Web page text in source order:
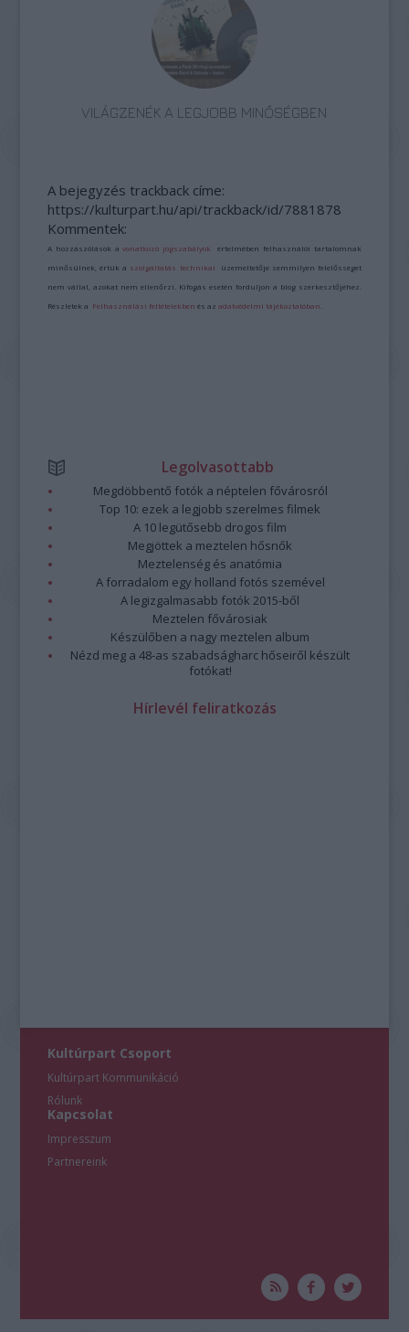
VILÁGZENÉK A LEGJOBB MINŐSÉGBEN
A bejegyzés trackback címe:
https://kulturpart.hu/api/trackback/id/7881878
Kommentek:
A hozzászólások avonatkozó jogszabályok értelmében felhasználói tartalomnak
minősülnek, értük a szolgáltatás technikai üzemeltetője semmilyen felelősséget
nem vállal, azokat nem ellenőrzi. Kifogás esetén forduljon a blog szerkesztőjéhez.
Részletek a Felhasználási feltételekben és azadatvédelmi tájékoztatóban
Legolvasottabb
Megdöbbentő fotók a néptelen fővárosról
Top 10: ezek a legjobb szerelmes filmek
A 10 legütősebb drogos film
Megjöttek a meztelen hősnők
Meztelenség és anatómia
A forradalom egy holland fotós szemével
A legizgalmasabb fotók 2015-ből
Meztelen fővárosiak
Készülőben a nagy meztelen album
Nézd meg a 48-as szabadságharc hőseiről készült
fotókat!
Hírlevél feliratkozás
Kultúrpart Csoport
Kultúrpart Kommunikáció
Rólunk
Kapcsolat
Impresszum
Partnereink